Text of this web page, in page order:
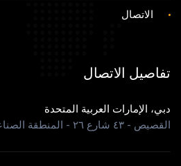
الاتصال
تفاصيل الاتصال
دبي، الإمارات العربية المتحدة
القصيص - ٤٣ شارع ٢٦ - المنطقة الصناعية ٤